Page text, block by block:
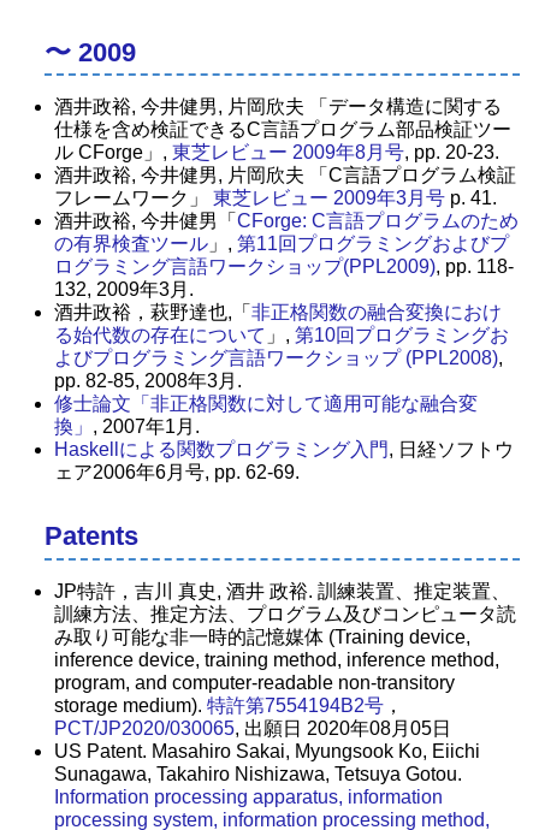
〜 2009
酒井政裕, 今井健男, 片岡欣夫 「データ構造に関する
仕様を含め検証できるC言語プログラム部品検証ツー
ル CForge」, 東芝レビュー 2009年8月号, pp. 20-23.
酒井政裕, 今井健男, 片岡欣夫 「C言語プログラム検証
フレームワーク」 東芝レビュー 2009年3月号p. 41.
酒井政裕, 今井健男「 CForge: C言語プログラムのため
の有界検査ツール」, 第11回プログラミングおよびプ
ログラミング言語ワークショップ(PPL2009), pp. 118-
132, 2009年3月.
酒井政裕，萩野達也,「 非正格関数の融合変換におけ
る始代数の存在について 」, 第10回プログラミングお
よびプログラミング言語ワークショップ (PPL2008),
pp. 82-85, 2008年3月.
修士論文「非正格関数に対して適用可能な融合変
換」 , 2007年1月.
Haskellによる関数プログラミング入門, 日経ソフトウ
ェア2006年6月号, pp. 62-69.
Patents
JP特許，吉川 真史, 酒井 政裕. 訓練装置、推定装置、
訓練方法、推定方法、プログラム及びコンピュータ読
み取り可能な非一時的記憶媒体 (Training device,
inference device, training method, inference method,
program, and computer-readable non-transitory
storage medium). 特許第7554194B2号，
PCT/JP2020/030065, 出願日 2020年08月05日
US Patent. Masahiro Sakai, Myungsook Ko, Eiichi
Sunagawa, Takahiro Nishizawa, Tetsuya Gotou.
Information processing apparatus, information
processing system, information processing method,